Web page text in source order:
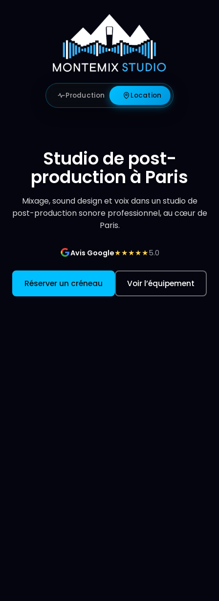
Production Location
Studio de post-
production à Paris
Mixage, sound design et voix dans un studio de
post-production sonore professionnel, au cœur de
Paris.
Avis Google★★★★★5.0
Réserver un créneau Voir l’équipement